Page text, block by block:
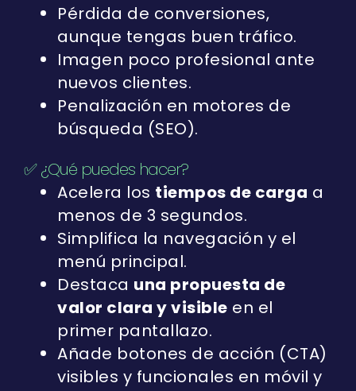
Pérdida de conversiones,
aunque tengas buen tráfico.
Imagen poco profesional ante
nuevos clientes.
Penalización en motores de
búsqueda (SEO).
✅ ¿Qué puedes hacer?
Acelera los tiempos de carga a
menos de 3 segundos.
Simplifica la navegación y el
menú principal.
Destaca una propuesta de
valor clara y visible en el
primer pantallazo.
Añade botones de acción (CTA)
visibles y funcionales en móvil y